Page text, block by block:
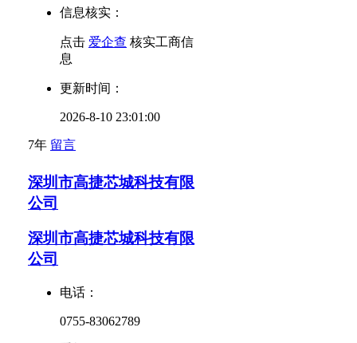
信息核实：
点击 爱企查 核实工商信
息
更新时间：
2026-8-10 23:01:00
7年 留言
深圳市高捷芯城科技有限
公司
深圳市高捷芯城科技有限
公司
电话：
0755-83062789